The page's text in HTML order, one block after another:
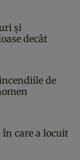
și
decât
de
în care a locuit